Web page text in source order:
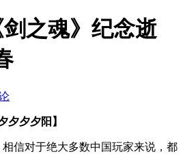
之魂》纪念逝
夕夕夕阳】
信对于绝大多数中国玩家来说，都